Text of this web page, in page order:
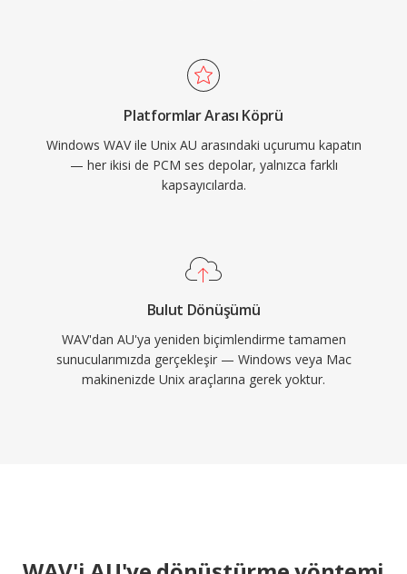
Platformlar Arası Köprü
Windows WAV ile Unix AU arasındaki uçurumu kapatın
— her ikisi de PCM ses depolar, yalnızca farklı
kapsayıcılarda.
Bulut Dönüşümü
WAV'dan AU'ya yeniden biçimlendirme tamamen
sunucularımızda gerçekleşir — Windows veya Mac
makinenizde Unix araçlarına gerek yoktur.